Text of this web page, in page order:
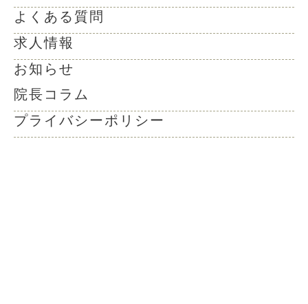
よくある質問
求人情報
お知らせ
院長コラム
プライバシーポリシー